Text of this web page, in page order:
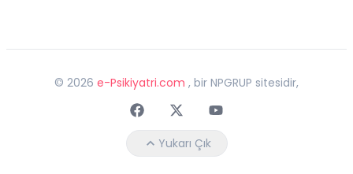
© 2026 e-Psikiyatri.com , bir NPGRUP sitesidir,
FaceebokTwitterYoutube
Yukarı Çık